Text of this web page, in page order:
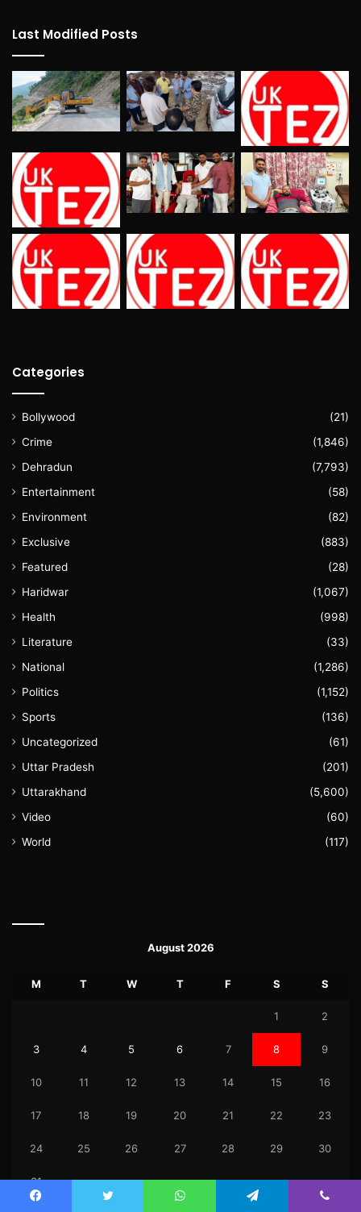
Last Modified Posts
Categories
Bollywood
(21)
Crime
(1,846)
Dehradun
(7,793)
Entertainment
(58)
Environment
(82)
Exclusive
(883)
Featured
(28)
Haridwar
(1,067)
Health
(998)
Literature
(33)
National
(1,286)
Politics
(1,152)
Sports
(136)
Uncategorized
(61)
Uttar Pradesh
(201)
Uttarakhand
(5,600)
Video
(60)
World
(117)
August 2026
M T W T F S S
1 2
3 4 5 6 7 8 9
10 11 12 13 14 15 16
17 18 19 20 21 22 23
24 25 26 27 28 29 30
31